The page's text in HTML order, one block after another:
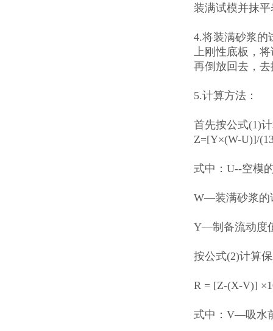
装满试模并抹
4.将装满砂浆的
上刚性底板，
再倒放回去，
5.计算方法：
首先按公式(1)
Z=[Y×(W-
式中：U--空模
W—装满砂浆的
Y—制备流动度
按公式(2)计算
R = [Z-(X-
式中：V—吸水